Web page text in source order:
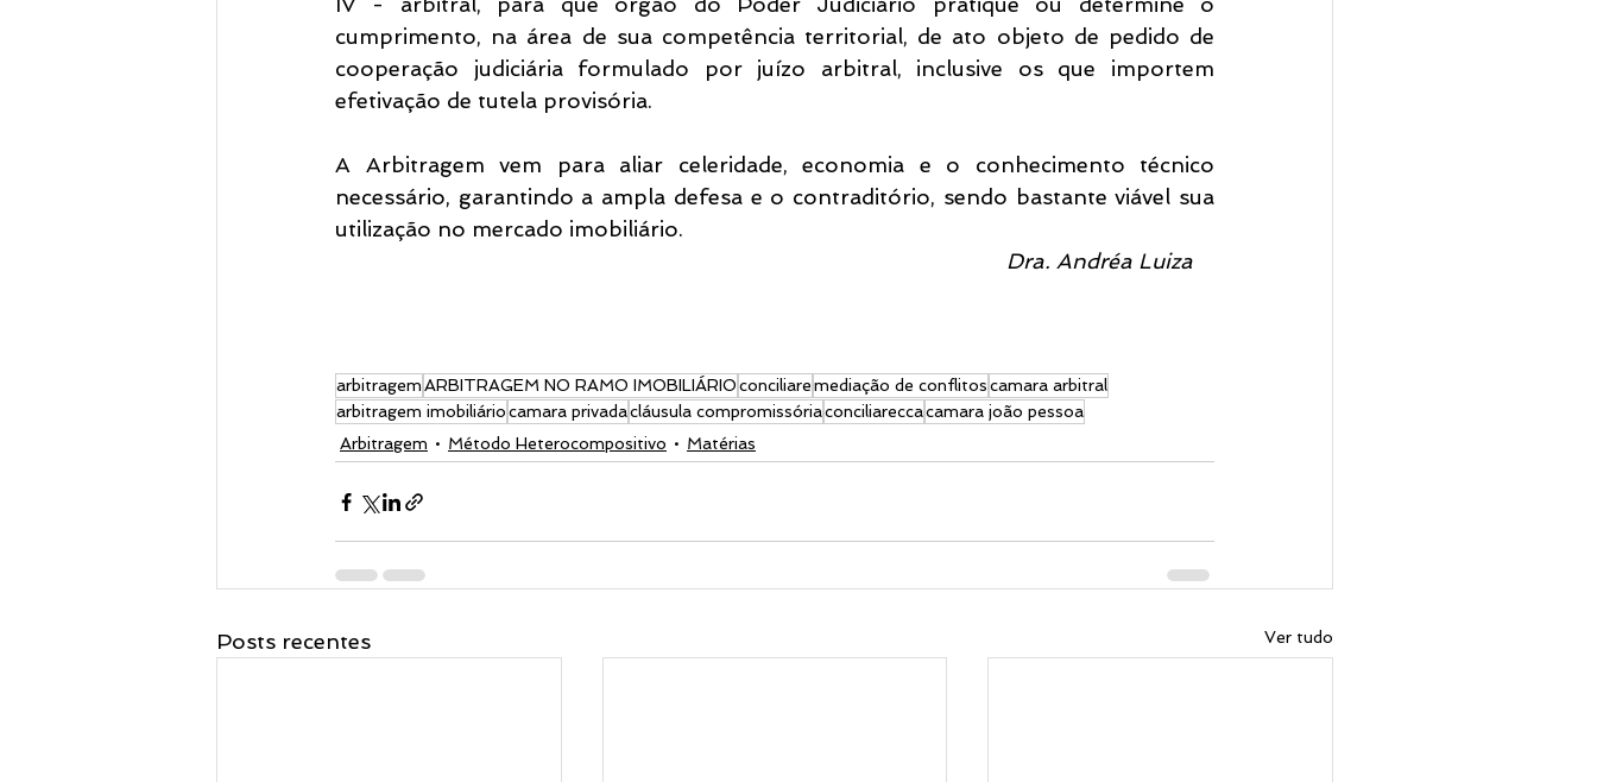
cumprimento, na área de sua competência territorial, de ato objeto de pedido de
cooperação judiciária formulado por juízo arbitral, inclusive os que importem
efetivação de tutela provisória.
A Arbitragem vem para aliar celeridade, economia e o conhecimento técnico
necessário, garantindo a ampla defesa e o contraditório, sendo bastante viável sua
utilização no mercado imobiliário.
                                                                                                                 Dra. Andréa Luiza
arbitragemARBITRAGEM NO RAMO IMOBILIÁRIOconciliaremediação de conflitoscamara arbitral
arbitragem imobiliáriocamara privadacláusula compromissóriaconciliareccacamara joão pessoa
Arbitragem
Método Heterocompositivo Matérias
Posts recentes Ver tudo